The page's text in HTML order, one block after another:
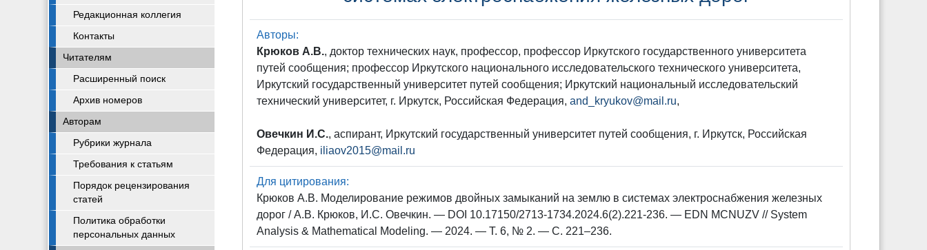
Редакционная коллегия
Контакты
Читателям
Расширенный поиск
Архив номеров
Авторам
Рубрики журнала
Требования к статьям
Порядок рецензирования
статей
Политика обработки
персональных данных
Авторы:
Крюков А.В., доктор технических наук, профессор, профессор Иркутского государственного университета
путей сообщения; профессор Иркутского национального исследовательского технического университета,
Иркутский государственный университет путей сообщения; Иркутский национальный исследовательский
технический университет, г. Иркутск, Российская Федерация,and_kryukov@mail.ru,
Овечкин И.С., аспирант, Иркутский государственный университет путей сообщения, г. Иркутск, Российская
Федерация, iliaov2015@mail.ru
Для цитирования:
Крюков А.В. Моделирование режимов двойных замыканий на землю в системах электроснабжения железных
дорог / А.В. Крюков, И.С. Овечкин. — DOI 10.17150/2713-1734.2024.6(2).221-236. — EDN MCNUZV // System
Analysis & Mathematical Modeling. — 2024. — Т. 6, № 2. — С. 221–236.